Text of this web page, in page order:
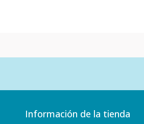
Información de la tienda